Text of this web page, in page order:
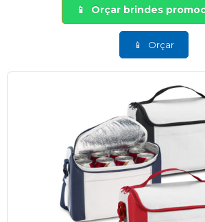
Orçar brindes
Orçar